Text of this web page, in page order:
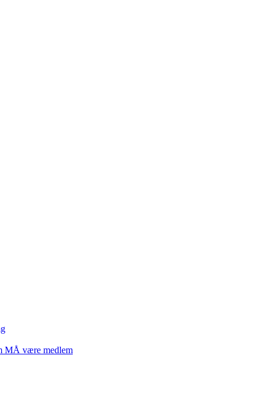
MÅ være medlem